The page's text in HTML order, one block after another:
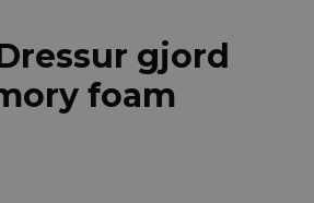
gjord
foam